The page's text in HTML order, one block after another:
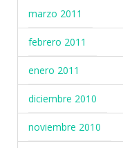
marzo 2011
febrero 2011
enero 2011
diciembre 2010
noviembre 2010